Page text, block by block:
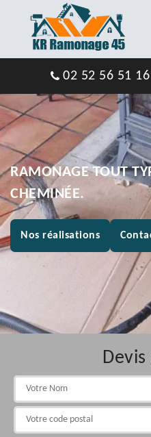
02 52 56 51 16
RAMONAGE TOUT
CHEMINÉE.
Nos réalisations